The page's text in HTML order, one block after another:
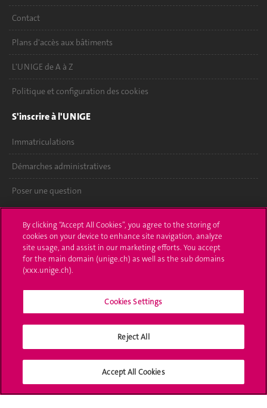
Contact
Plans d'accès aux bâtiments
L'UNIGE de A à Z
Politique et configuration des cookies
S'inscrire à l'UNIGE
Immatriculations
Démarches administratives
Poser une question
UNIGE Mobile
Médias
Offres d'emploi
Bibliothèque
Médias sociaux UNIGE
By clicking “Accept All Cookies”, you agree to the storing of
cookies on your device to enhance site navigation, analyze
site usage, and assist in our marketing efforts. You accept
for the main domain (unige.ch) as well as the sub domains
(xxx.unige.ch).
Cookies Settings
Reject All
Accept All Cookies